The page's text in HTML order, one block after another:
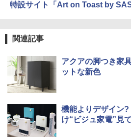
特設サイト「Art on Toast by
関連記事
アクアの脚つき家
ットな新色
機能よりデザイン
け“ビジュ家電”見